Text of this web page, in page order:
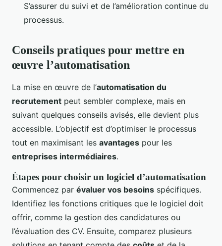
S’assurer du suivi et de l’amélioration continue du
processus.
Conseils pratiques pour mettre en
œuvre l’automatisation
La mise en œuvre de l’automatisation du
recrutement peut sembler complexe, mais en
suivant quelques conseils avisés, elle devient plus
accessible. L’objectif est d’optimiser le processus
tout en maximisant les avantages pour les
entreprises intermédiaires.
Étapes pour choisir un logiciel d’automatisation
Commencez par évaluer vos besoins spécifiques.
Identifiez les fonctions critiques que le logiciel doit
offrir, comme la gestion des candidatures ou
l’évaluation des CV. Ensuite, comparez plusieurs